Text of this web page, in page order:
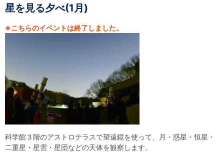
当日参加
事前申込
その他
施設案内
自然体験
天文体験
フロア案内
屋外展示 D51形蒸気機関車
利用案内
開館時間・プラネタリウム投影時間・観覧料
学校団体
幼稚園・保育園団体
一般団体
かわさき星空ウォッチング
出前科学実験教室
プラネタリウム一般団体貸切利用「星空自由空間」
科学館概要
基本理念
計画・年報・評価・議事録
青少年科学館運営基本計画
年報
事業評価
議事録
研究資料
星を見る夕べ(1月)
※こちらのイベントは終了しました。
科学館３階のアストロテラスで望遠鏡を使って、月・惑星・恒星・
二重星・星雲・星団などの天体を観察します。